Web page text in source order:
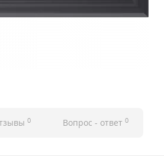
0 Вопрос - ответ 0